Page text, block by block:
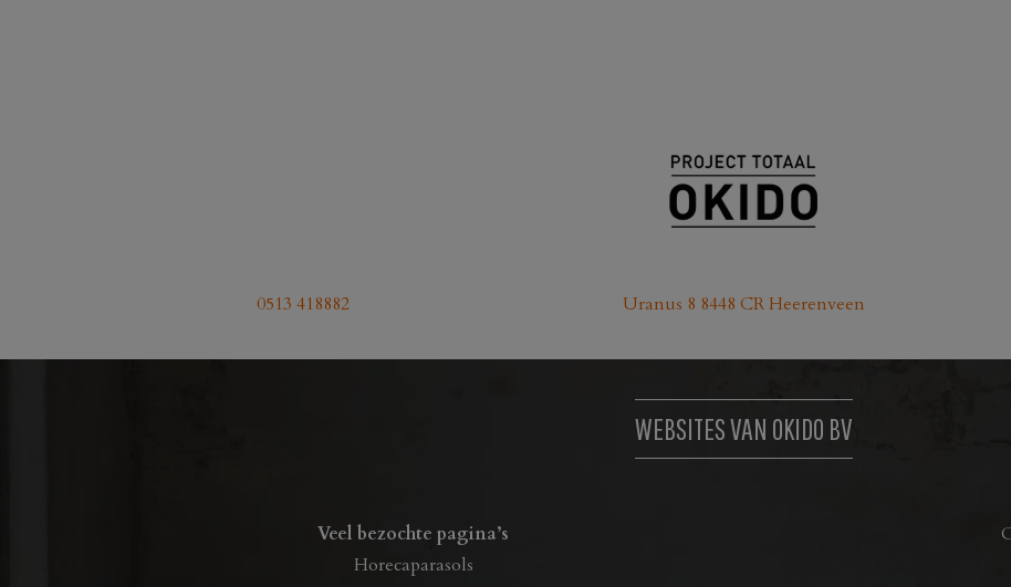
0513 418882 Uranus 8 8448 CR Heerenveen
WEBSITES VAN OKIDO BV
Veel bezochte pagina’s
Horecaparasols